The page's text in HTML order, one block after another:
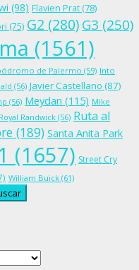
(98) Flavien Prat (78)
(75) G2 (280)G3 (250)
(1561)
de Palermo (59) Into
(56) Javier Castellano (87)
(56) Meydan (115) Mike
Royal Randwick (56) Ruta al
(189) Santa Anita Park
(1657) Street Cry
William Buick (61)